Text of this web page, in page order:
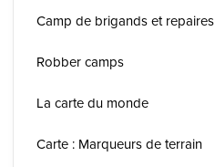
Camp de brigands et repaires
Robber camps
La carte du monde
Carte : Marqueurs de terrain